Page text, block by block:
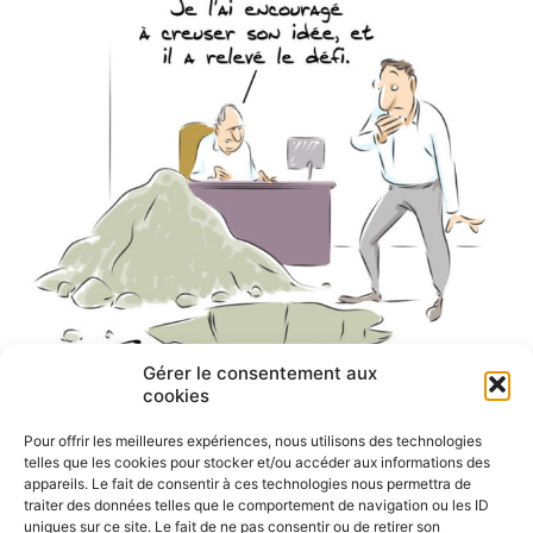
Gérer le consentement aux
cookies
Pour offrir les meilleures expériences, nous utilisons des technologies
telles que les cookies pour stocker et/ou accéder aux informations des
appareils. Le fait de consentir à ces technologies nous permettra de
traiter des données telles que le comportement de navigation ou les ID
uniques sur ce site. Le fait de ne pas consentir ou de retirer son